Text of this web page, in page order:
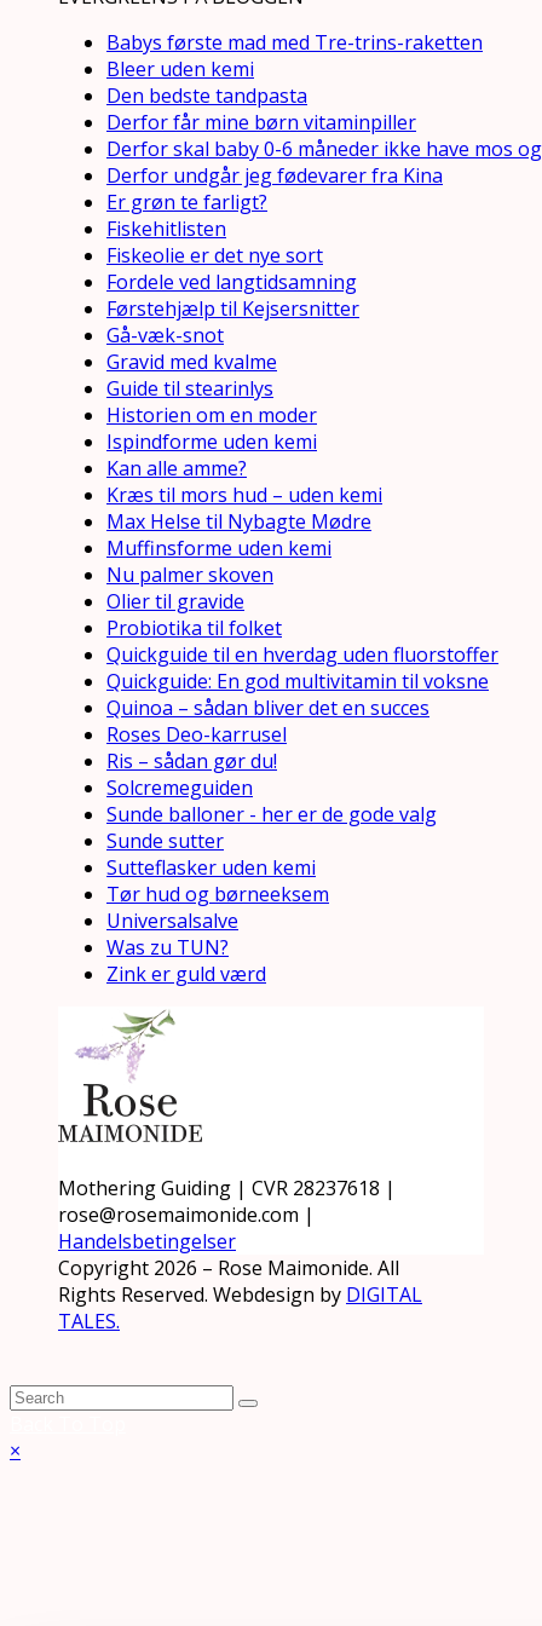
Babys første mad med Tre-trins-raketten
Bleer uden kemi
Den bedste tandpasta
Derfor får mine børn vitaminpiller
Derfor skal baby 0-6 måneder ikke have mos
Derfor undgår jeg fødevarer fra Kina
Er grøn te farligt?
Fiskehitlisten
Fiskeolie er det nye sort
Fordele ved langtidsamning
Førstehjælp til Kejsersnitter
Gå-væk-snot
Gravid med kvalme
Guide til stearinlys
Historien om en moder
Ispindforme uden kemi
Kan alle amme?
Kræs til mors hud – uden kemi
Max Helse til Nybagte Mødre
Muffinsforme uden kemi
Nu palmer skoven
Olier til gravide
Probiotika til folket
Quickguide til en hverdag uden fluorstoffer
Quickguide: En god multivitamin til voksne
Quinoa – sådan bliver det en succes
Roses Deo-karrusel
Ris – sådan gør du!
Solcremeguiden
Sunde balloner - her er de gode valg
Sunde sutter
Sutteflasker uden kemi
Tør hud og børneeksem
Universalsalve
Was zu TUN?
Zink er guld værd
Mothering Guiding | CVR 28237618 |
rose@rosemaimonide.com |
Handelsbetingelser
Copyright 2026 – Rose Maimonide. All
Rights Reserved. Webdesign by DIGITAL
TALES.
×